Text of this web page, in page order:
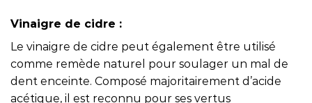
Vinaigre de cidre :
Le vinaigre de cidre peut également être utilisé
comme remède naturel pour soulager un mal de
dent enceinte. Composé majoritairement d’acide
acétique, il est reconnu pour ses vertus